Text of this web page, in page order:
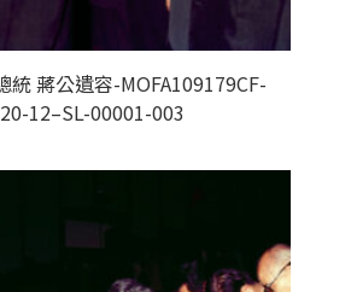
統 蔣公遺容-MOFA109179CF-
12–SL-00001-003